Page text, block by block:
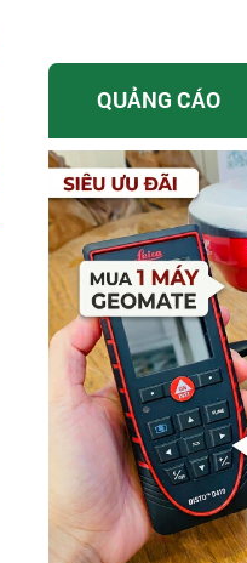
QUẢNG CÁO